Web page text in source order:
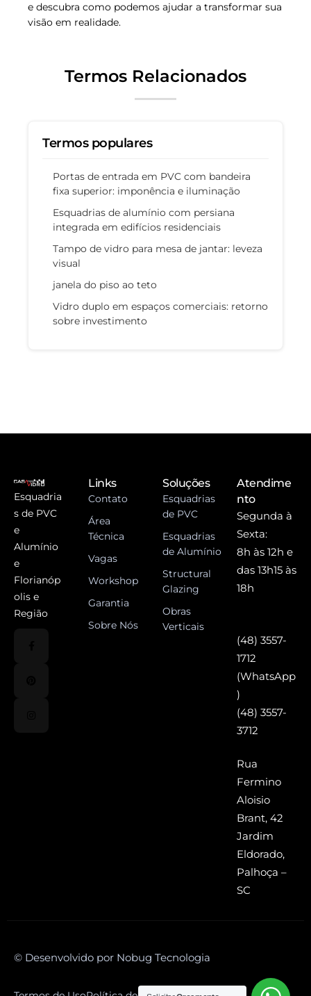
e descubra como podemos ajudar a transformar sua
visão em realidade.
Termos Relacionados
Termos populares
Portas de entrada em PVC com bandeira
fixa superior: imponência e iluminação
Esquadrias de alumínio com persiana
integrada em edifícios residenciais
Tampo de vidro para mesa de jantar: leveza
visual
janela do piso ao teto
Vidro duplo em espaços comerciais: retorno
sobre investimento
Esquadria
s de PVC
e
Alumínio
e
Florianóp
olis e
Região
Links
Contato
Área
Técnica
Vagas
Workshop
Garantia
Sobre Nós
Soluções
Esquadrias
de PVC
Esquadrias
de Alumínio
Structural
Glazing
Obras
Verticais
Atendime
nto
Segunda à
Sexta:
8h às 12h e
das 13h15 às
18h
(48) 3557-
1712
(WhatsApp
)
(48) 3557-
3712
Rua
Fermino
Aloisio
Brant, 42
Jardim
Eldorado,
Palhoça –
SC
© Desenvolvido por Nobug Tecnologia